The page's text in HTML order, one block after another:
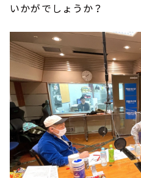
いかがでしょうか？